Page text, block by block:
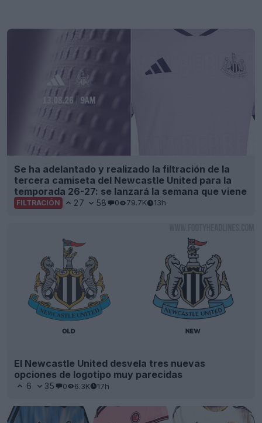
Se ha adelantado y realizado la filtración de la
tercera camiseta del Newcastle United para la
temporada 26-27: se lanzará la semana que viene
FILTRACIÓN 27 58 0 79.7K 13h
El Newcastle United desvela tres nuevas
opciones de logotipo muy parecidas
6 35 0 6.3K 17h